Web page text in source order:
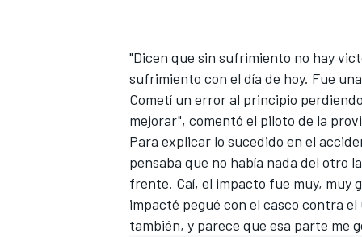
"Dicen que sin sufrimiento no hay
sufrimiento con el día de hoy. Fue
Cometí un error al principio
mejorar", comentó el piloto de la
Para explicar lo sucedido en el
pensaba que no había nada del otro
frente. Caí, el impacto fue muy, muy
impacté pegué con el casco contra
también, y parece que esa parte me